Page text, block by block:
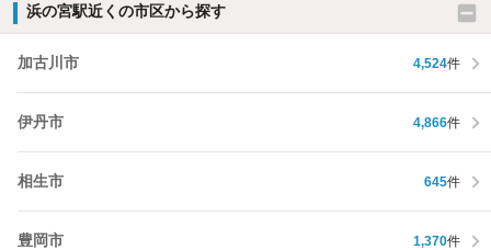
浜の宮駅近くの市区から探す
加古川市 4,524件
伊丹市 4,866件
相生市 645件
豊岡市 1,370件